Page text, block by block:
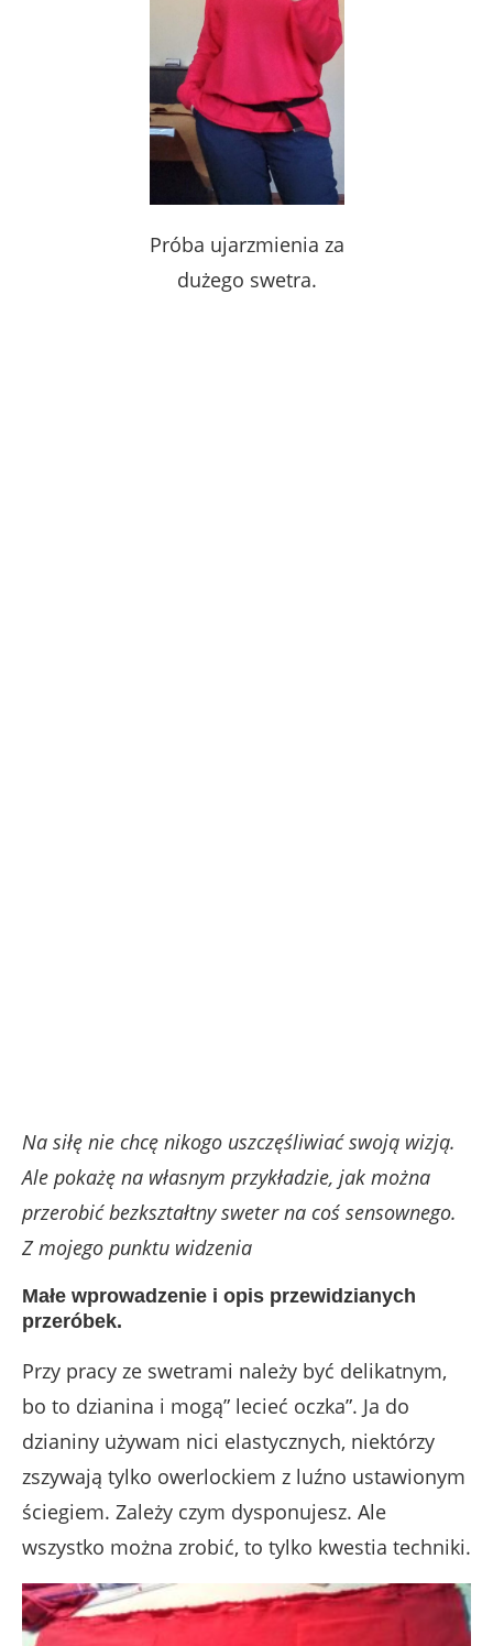
Próba ujarzmienia za
dużego swetra.
Na siłę nie chcę nikogo uszczęśliwiać swoją wizją.
Ale pokażę na własnym przykładzie, jak można
przerobić bezkształtny sweter na coś sensownego.
Z mojego punktu widzenia
Małe wprowadzenie i opis przewidzianych
przeróbek.
Przy pracy ze swetrami należy być delikatnym,
bo to dzianina i mogą” lecieć oczka”. Ja do
dzianiny używam nici elastycznych, niektórzy
zszywają tylko owerlockiem z luźno ustawionym
ściegiem. Zależy czym dysponujesz. Ale
wszystko można zrobić, to tylko kwestia techniki.